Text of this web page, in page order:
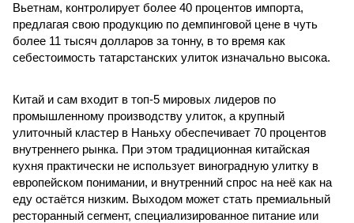
Вьетнам, контролирует более 40 процентов импорта,
предлагая свою продукцию по демпинговой цене в чуть
более 11 тысяч долларов за тонну, в то время как
себестоимость татарстанских улиток изначально высока.
Китай и сам входит в топ-5 мировых лидеров по
промышленному производству улиток, а крупный
улиточный кластер в Наньху обеспечивает 70 процентов
внутреннего рынка. При этом традиционная китайская
кухня практически не использует виноградную улитку в
европейском понимании, и внутренний спрос на неё как на
еду остаётся низким. Выходом может стать премиальный
ресторанный сегмент, специализированное питание или